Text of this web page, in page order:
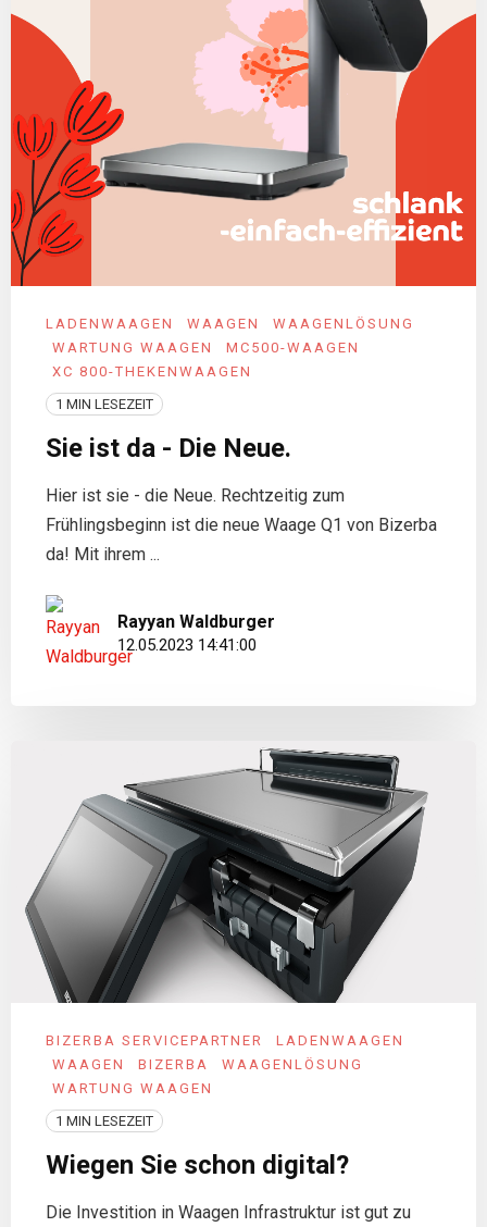
LADENWAAGEN WAAGEN
WAAGENLÖSUNG
WARTUNG WAAGEN
MC500-WAAGEN
XC 800-THEKENWAAGEN
1 MIN LESEZEIT
Sie ist da - Die Neue.
Hier ist sie - die Neue. Rechtzeitig zum
Frühlingsbeginn ist die neue Waage Q1 von Bizerba
da! Mit ihrem ...
Rayyan Waldburger
12.05.2023 14:41:00
BIZERBA SERVICEPARTNER
LADENWAAGEN
WAAGEN
BIZERBA
WAAGENLÖSUNG
WARTUNG WAAGEN
1 MIN LESEZEIT
Wiegen Sie schon digital?
Die Investition in Waagen Infrastruktur ist gut zu